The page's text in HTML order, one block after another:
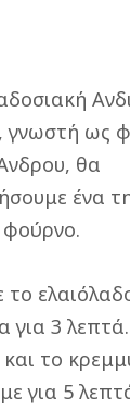
γνωστή ως
θα
ένα
φούρνο.
το
για 3
το
για 5